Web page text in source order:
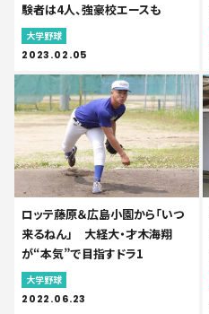
験者は4人、強豪校エースも
大学野球
2023.02.05
ロッテ藤原＆広島小園から「いつ
来るねん」 大経大・才木海翔
が“本気”で目指すドラ1
大学野球
2022.06.23